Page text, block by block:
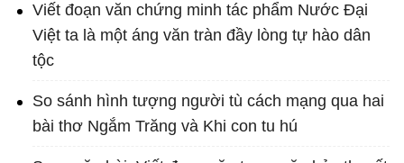
Viết đoạn văn chứng minh tác phẩm Nước Đại
Việt ta là một áng văn tràn đầy lòng tự hào dân
tộc
So sánh hình tượng người tù cách mạng qua hai
bài thơ Ngắm Trăng và Khi con tu hú